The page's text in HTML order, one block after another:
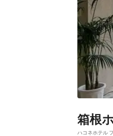
箱根
ハコネホテル